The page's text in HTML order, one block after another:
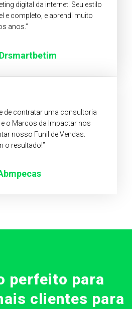
digital da internet! Seu estilo
e completo, e aprendi muito
anos.”
de contratar uma consultoria
e o Marcos da Impactar nos
nosso Funil de Vendas.
o resultado!”
perfeito para
clientes para